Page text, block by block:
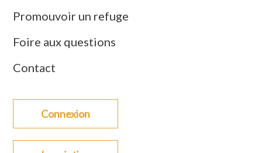
Promouvoir un refuge
Foire aux questions
Contact
Connexion